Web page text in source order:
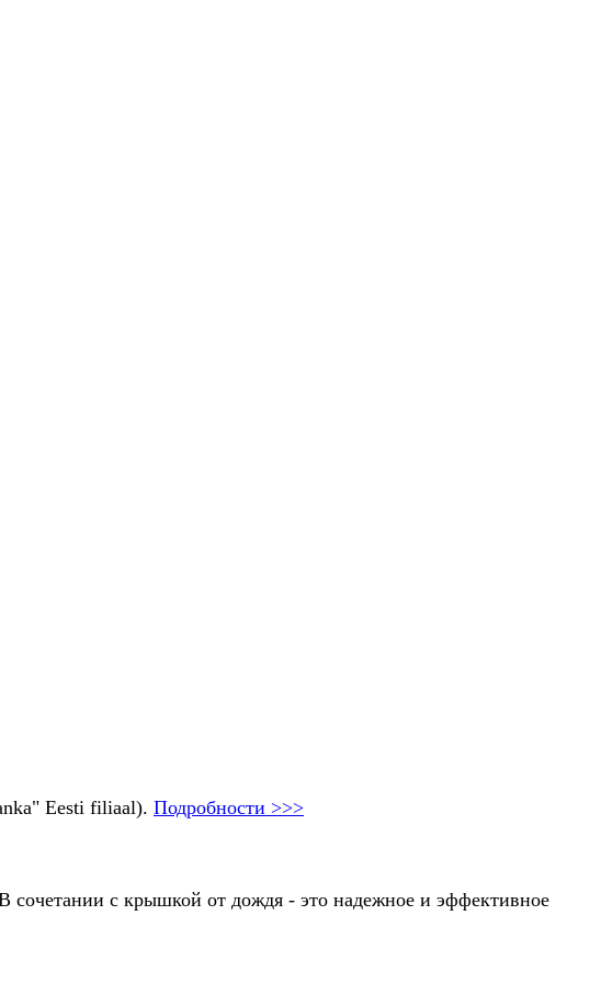
Eesti filiaal). Подробности >>>
сочетании с крышкой от дождя - это надежное и эффективное